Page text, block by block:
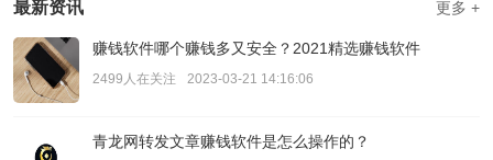
最新资讯 更多 +
赚钱软件哪个赚钱多又安全？2021精选赚钱软件
2499人在关注 2023-03-21 14:16:06
青龙网转发文章赚钱软件是怎么操作的？